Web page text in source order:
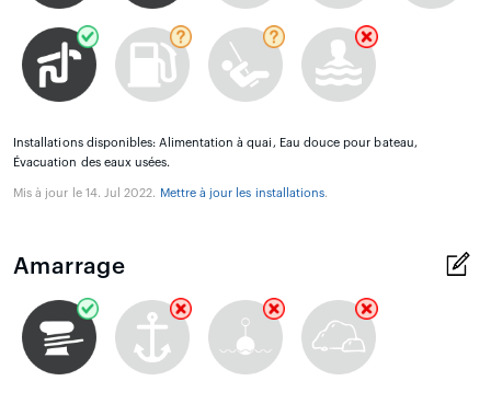
Installations disponibles: Alimentation à quai, Eau douce pour bateau,
Évacuation des eaux usées.
Mis à jour le 14. Jul 2022. Mettre à jour les installations.
Amarrage